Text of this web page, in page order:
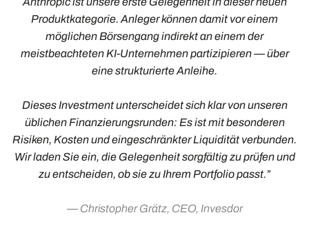
Produktkategorie. Anleger können damit vor einem
möglichen Börsengang indirekt an einem der
meistbeachteten KI-Unternehmen partizipieren — über
eine strukturierte Anleihe.
Dieses Investment unterscheidet sich klar von unseren
üblichen Finanzierungsrunden: Es ist mit besonderen
Risiken, Kosten und eingeschränkter Liquidität verbunden.
Wir laden Sie ein, die Gelegenheit sorgfältig zu prüfen und
zu entscheiden, ob sie zu Ihrem Portfolio passt.”
Christopher Grätz, CEO, Invesdor